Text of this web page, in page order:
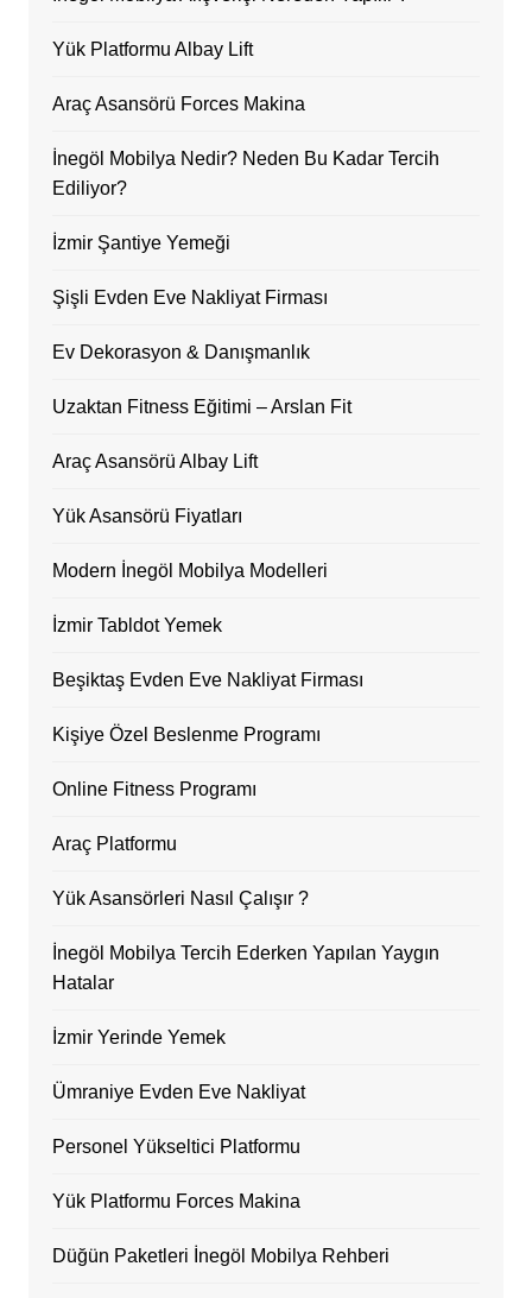
Yük Platformu Albay Lift
Araç Asansörü Forces Makina
İnegöl Mobilya Nedir? Neden Bu Kadar Tercih
Ediliyor?
İzmir Şantiye Yemeği
Şişli Evden Eve Nakliyat Firması
Ev Dekorasyon & Danışmanlık
Uzaktan Fitness Eğitimi – Arslan Fit
Araç Asansörü Albay Lift
Yük Asansörü Fiyatları
Modern İnegöl Mobilya Modelleri
İzmir Tabldot Yemek
Beşiktaş Evden Eve Nakliyat Firması
Kişiye Özel Beslenme Programı
Online Fitness Programı
Araç Platformu
Yük Asansörleri Nasıl Çalışır ?
İnegöl Mobilya Tercih Ederken Yapılan Yaygın
Hatalar
İzmir Yerinde Yemek
Ümraniye Evden Eve Nakliyat
Personel Yükseltici Platformu
Yük Platformu Forces Makina
Düğün Paketleri İnegöl Mobilya Rehberi